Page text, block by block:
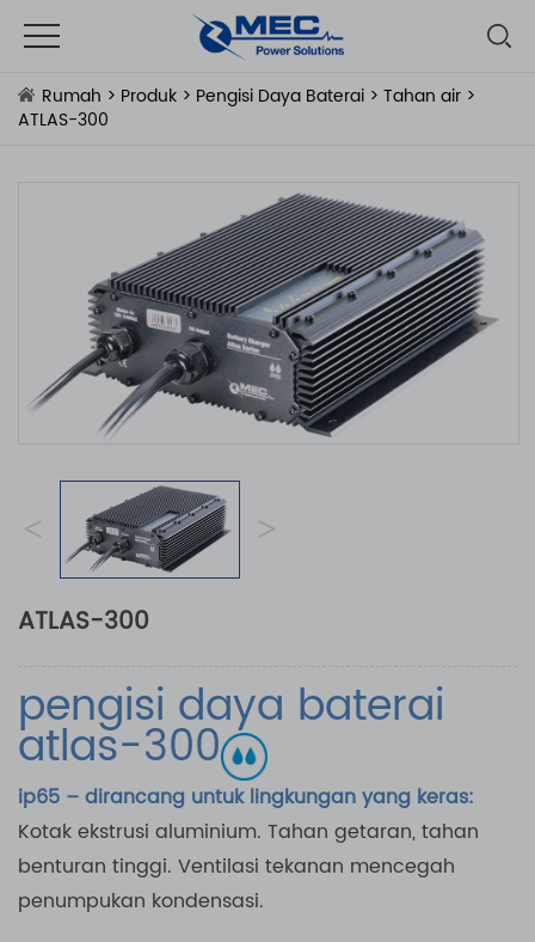
Rumah > Produk > Pengisi Daya Baterai > Tahan air >
ATLAS-300
< >
ATLAS-300
pengisi daya baterai
atlas-300
ip65 – dirancang untuk lingkungan yang keras:
Kotak ekstrusi aluminium. Tahan getaran, tahan
benturan tinggi. Ventilasi tekanan mencegah
penumpukan kondensasi.